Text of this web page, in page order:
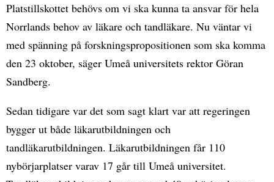
Platstillskottet behövs om vi ska kunna ta ansvar för hela
Norrlands behov av läkare och tandläkare. Nu väntar vi
med spänning på forskningspropositionen som ska komma
den 23 oktober, säger Umeå universitets rektor Göran
Sandberg.
Sedan tidigare var det som sagt klart var att regeringen
bygger ut både läkarutbildningen och
tandläkarutbildningen. Läkarutbildningen får 110
nybörjarplatser varav 17 går till Umeå universitet.